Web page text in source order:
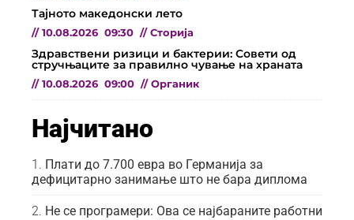
Тајното македонски лето
// 10.08.2026 09:30 // Сторија
Здравствени ризици и бактерии: Совети од
стручњаците за правилно чување на храната
// 10.08.2026 09:00 // Органик
Најчитано
Плати до 7.700 евра во Германија за
дефицитарно занимање што не бара диплома
Не се програмери: Ова се најбараните работни